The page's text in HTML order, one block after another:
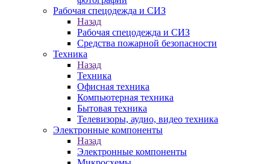
Рабочая спецодежда и СИЗ
Назад
Рабочая спецодежда и СИЗ
Средства пожарной безопасности
Техника
Назад
Техника
Офисная техника
Компьютерная техника
Бытовая техника
Телевизоры, аудио, видео техника
Электронные компоненты
Назад
Электронные компоненты